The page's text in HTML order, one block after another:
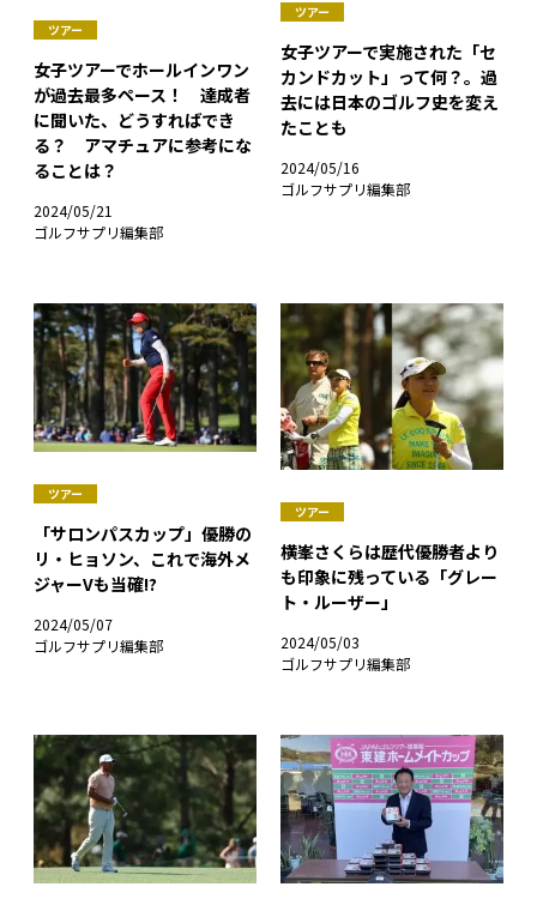
ツアー
女子ツアーでホールインワン
が過去最多ペース！ 達成者
に聞いた、どうすればでき
る？ アマチュアに参考にな
ることは？
2024/05/21
ゴルフサプリ編集部
ツアー
女子ツアーで実施された「セ
カンドカット」って何？。過
去には日本のゴルフ史を変え
たことも
2024/05/16
ゴルフサプリ編集部
ツアー
「サロンパスカップ」優勝の
リ・ヒョソン、これで海外メ
ジャーVも当確!?
2024/05/07
ゴルフサプリ編集部
ツアー
横峯さくらは歴代優勝者より
も印象に残っている「グレー
ト・ルーザー」
2024/05/03
ゴルフサプリ編集部